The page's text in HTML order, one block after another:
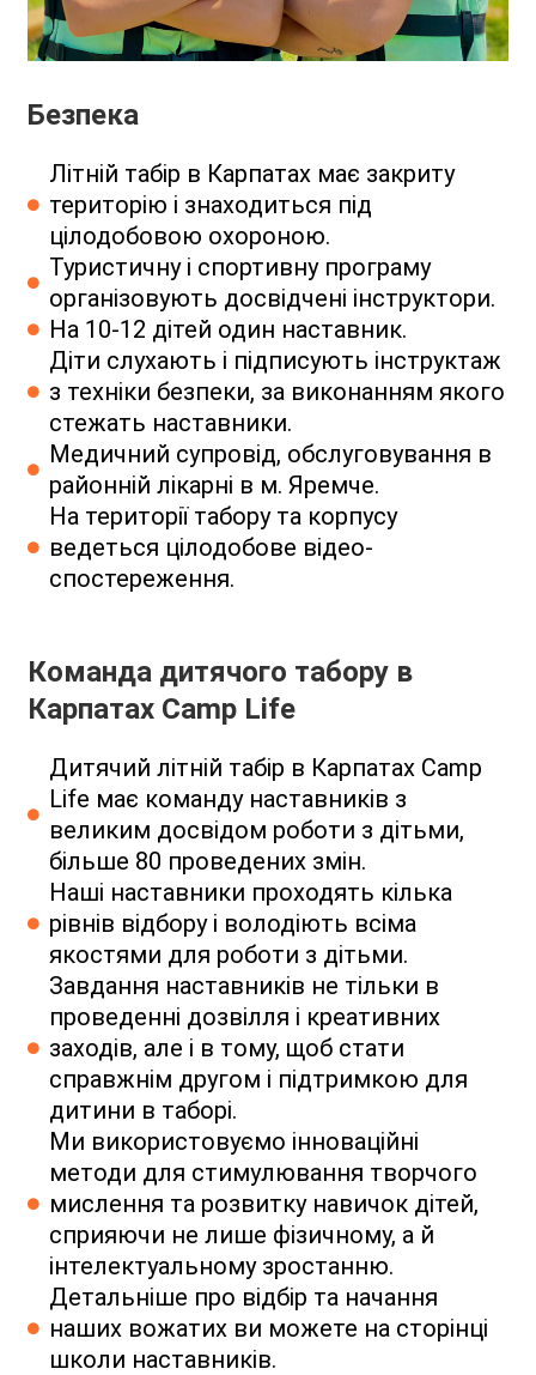
Безпека
Літній табір в Карпатах має закриту
територію і знаходиться під
цілодобовою охороною.
Туристичну і спортивну програму
організовують досвідчені інструктори.
На 10-12 дітей один наставник.
Діти слухають і підписують інструктаж
з техніки безпеки, за виконанням якого
стежать наставники.
Медичний супровід, обслуговування в
районній лікарні в м. Яремче.
На території табору та корпусу
ведеться цілодобове відео-
спостереження.
Команда дитячого табору в
Карпатах Camp Life
Дитячий літній табір в Карпатах Camp
Life має команду наставників з
великим досвідом роботи з дітьми,
більше 80 проведених змін.
Наші наставники проходять кілька
рівнів відбору і володіють всіма
якостями для роботи з дітьми.
Завдання наставників не тільки в
проведенні дозвілля і креативних
заходів, але і в тому, щоб стати
справжнім другом і підтримкою для
дитини в таборі.
Ми використовуємо інноваційні
методи для стимулювання творчого
мислення та розвитку навичок дітей,
сприяючи не лише фізичному, а й
інтелектуальному зростанню.
Детальніше про відбір та начання
наших вожатих ви можете на сторінці
школи наставників.